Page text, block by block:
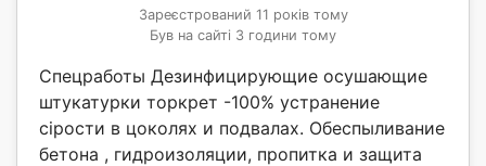
Зареєстрований 11 років тому
Був на сайті 3 години тому
Спецработы Дезинфицирующие осушающие
штукатурки торкрет -100% устранение
сірости в цоколях и подвалах. Обеспыливание
бетона , гидроизоляции, пропитка и защита